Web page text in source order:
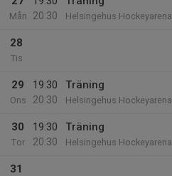
Mån
20:30
Helsingehus Hockeyarena
28
Tis
29
Ons
19:30
20:30
Träning
Helsingehus Hockeyarena
30
Tor
19:30
20:30
Träning
Helsingehus Hockeyarena
31